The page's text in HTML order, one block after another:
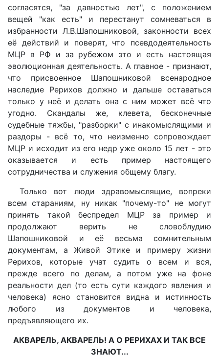
согласятся, "за давностью лет", с положением
вещей "как есть" и перестанут сомневаться в
избранности Л.В.Шапошниковой, законности всех
её действий и поверят, что псевдодеятельность
МЦР в РФ и за рубежом это и есть настоящая
эволюционная деятельность. А главное - признают,
что присвоенное Шапошниковой всенародное
наследие Рерихов должно и дальше оставаться
только у неё и делать она с ним может всё что
угодно. Скандалы же, клевета, бесконечные
судебные тяжбы, "разборки" с инакомыслящими и
раздоры - всё то, что неизменно сопровождает
МЦР и исходит из его недр уже около 15 лет - это
оказывается и есть пример настоящего
сотрудничества и служения общему благу.
Только вот люди здравомыслящие, вопреки
всем стараниям, ну никак "почему-то" не могут
принять такой беспредел МЦР за пример и
продолжают верить не словоблудию
Шапошниковой и её весьма сомнительным
документам, а Живой Этике и примеру жизни
Рерихов, которые учат судить о всем и вся,
прежде всего по делам, а потом уже на фоне
реальности дел (то есть сути каждого явления и
человека) ясно становится видна и истинность
любого из документов и человека,
предъявляющего их.
АКВАРЕЛЬ, АКВАРЕЛЬ! А О РЕРИХАХ И ТАК ВСЕ
ЗНАЮТ...